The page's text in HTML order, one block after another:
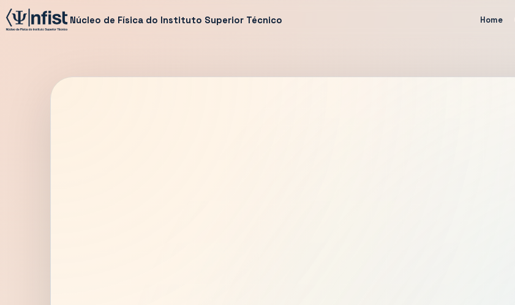
Núcleo de Física do Instituto Superior Técnico Home